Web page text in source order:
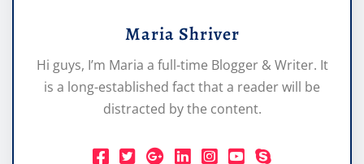
Maria Shriver
Hi guys, I’m Maria a full-time Blogger & Writer. It
is a long-established fact that a reader will be
distracted by the content.